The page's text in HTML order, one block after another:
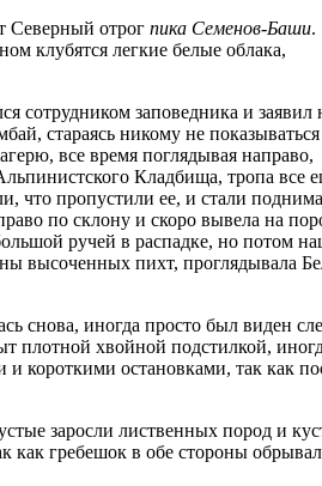
Северный отрогпика Семенов-Баши.
клубятся легкие белые облака,
сотрудником заповедника и заявил
стараясь никому не
все время поглядывая направо,
Кладбища, тропа все
пропустили ее, и стали
по склону и скоро вывела на
ручей в распадке, но потом
высоченных пихт, проглядывала
снова, иногда просто был виден
плотной хвойной подстилкой,
и короткими остановками, так как
заросли лиственных пород и
как гребешок в обе стороны